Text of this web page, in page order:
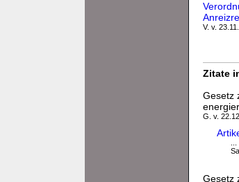
V. v.
Zitate
Gesetz
G. v.
Gesetz